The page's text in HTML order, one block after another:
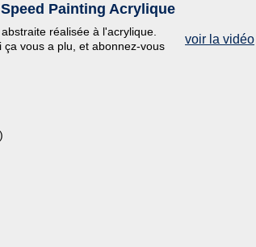
Painting Acrylique
voir la vidéo
réalisée à l'acrylique.
vous a plu, et abonnez-vous